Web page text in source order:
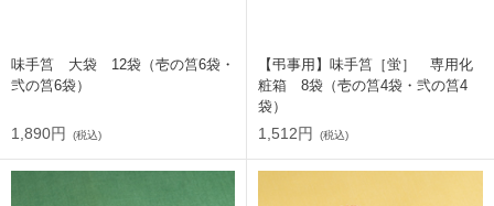
味手筥 大袋 12袋（壱の筥6袋・
弐の筥6袋）
1,890円 (税込)
【弔事用】味手筥［蛍］ 専用化
粧箱 8袋（壱の筥4袋・弐の筥4
袋）
1,512円 (税込)